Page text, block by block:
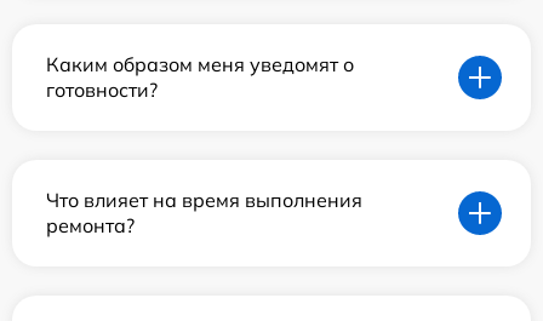
Каким образом меня уведомят о
готовности?
Что влияет на время выполнения
ремонта?